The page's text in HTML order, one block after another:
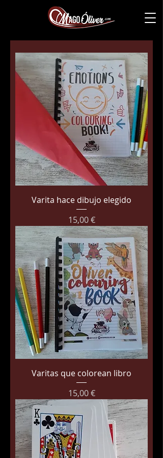
Varita hace dibujo elegido
Precio
15,00 €
Varitas que colorean libro
Precio
15,00 €